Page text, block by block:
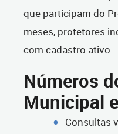
que participam do
meses, protetores
com cadastro ativo.
Números
Municipal
Consultas